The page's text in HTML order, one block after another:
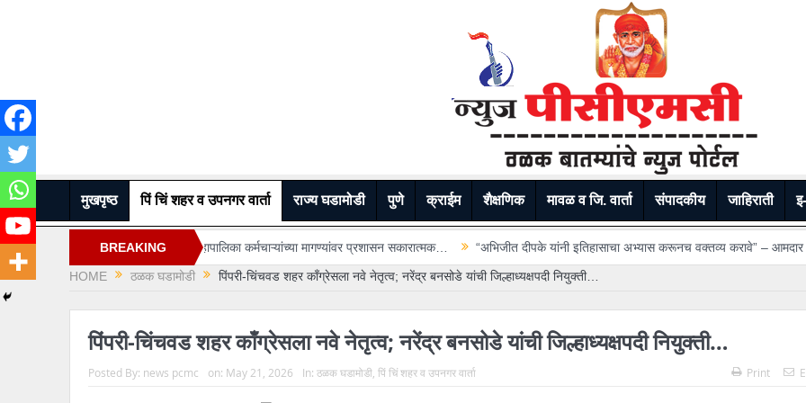
मुखपृष्ठ पिं चिं शहर व उपनगर वार्ता राज्य घडामोडी पुणे क्राईम शैक्षणिक मावळ व जि. वार्ता संपादकीय जाहिराती
BREAKING
NEWS
महापालिका कर्मचाऱ्यांच्या मागण्यांवर प्रशासन सकारात्मक… “अभिजीत दीपके यांनी इतिहासाचा अभ्यास करूनच वक्तव्य करावे” – आमदार अमित गोरखे… थेरगाव
HOME
ठळक घडामोडी पिंपरी-चिंचवड शहर काँग्रेसला नवे नेतृत्व; नरेंद्र बनसोडे यांची जिल्हाध्यक्षपदी नियुक्ती…
पिंपरी-चिंचवड शहर काँग्रेसला नवे नेतृत्व; नरेंद्र बनसोडे यांची जिल्हाध्यक्षपदी नियुक्ती…
Posted By: news pcmc on: May 21, 2026 In: ठळक घडामोडी, पिं चिं शहर व उपनगर वार्ता Print